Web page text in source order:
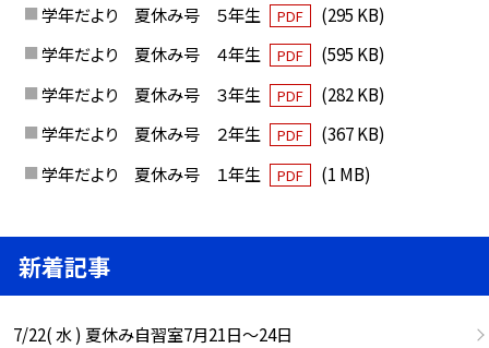
学年だより 夏休み号 ５年生
PDF
(295 KB)
学年だより 夏休み号 ４年生
PDF
(595 KB)
学年だより 夏休み号 ３年生
PDF
(282 KB)
学年だより 夏休み号 ２年生
PDF
(367 KB)
学年だより 夏休み号 １年生
PDF (1 MB)
新着記事
7/22( 水 ) 夏休み自習室7月21日〜24日